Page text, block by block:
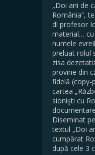
„Doi ani de
România”,
dl profesor
material…
numele
preluat rolul
zisa
provine din
fidelă (copy-
cartea
sionişti cu
Diseminat
textul „Doi
cumpărat
după cele 3